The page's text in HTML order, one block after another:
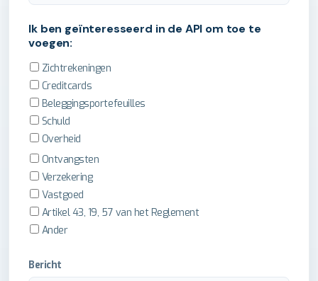
Ik ben geïnteresseerd in de API om toe te
voegen:
Zichtrekeningen
Creditcards
Beleggingsportefeuilles
Schuld
Overheid
Ontvangsten
Verzekering
Vastgoed
Artikel 43, 19, 57 van het Reglement
Ander
Bericht